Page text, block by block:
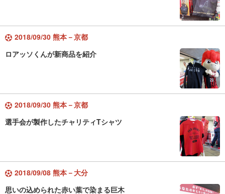
2018/09/30 熊本－京都
ロアッソくんが新商品を紹介
2018/09/30 熊本－京都
選手会が製作したチャリティTシャツ
2018/09/08 熊本－大分
思いの込められた赤い葉で染まる巨木